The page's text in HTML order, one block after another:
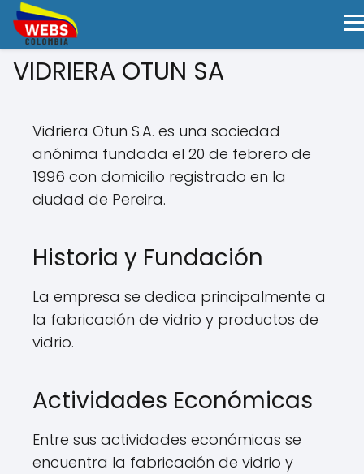
VIDRIERA OTUN SA
Vidriera Otun S.A. es una sociedad
anónima fundada el 20 de febrero de
1996 con domicilio registrado en la
ciudad de Pereira.
Historia y Fundación
La empresa se dedica principalmente a
la fabricación de vidrio y productos de
vidrio.
Actividades Económicas
Entre sus actividades económicas se
encuentra la fabricación de vidrio y